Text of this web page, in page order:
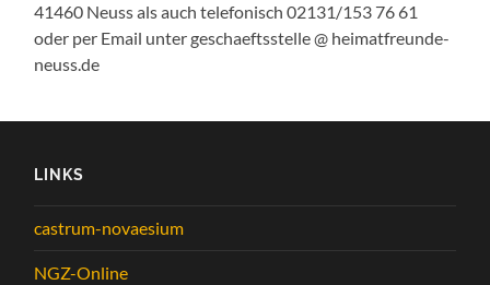
41460 Neuss als auch telefonisch 02131/153 76 61
oder per Email unter geschaeftsstelle @ heimatfreunde-
neuss.de
LINKS
castrum-novaesium
NGZ-Online